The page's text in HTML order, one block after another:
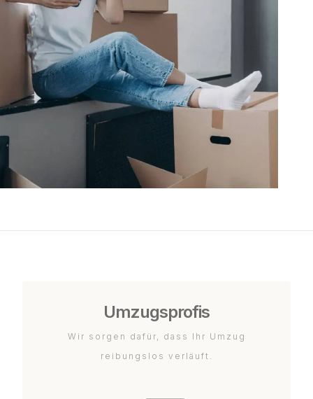
Umzugsprofis
Wir sorgen dafür, dass Ihr Umzug
reibungslos verläuft.